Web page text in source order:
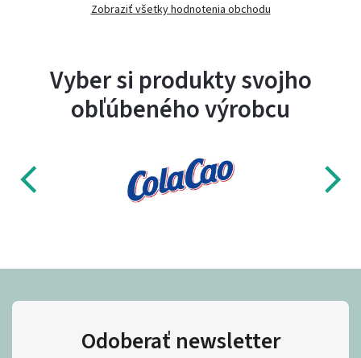
Zobraziť všetky hodnotenia obchodu
Vyber si produkty svojho
obľúbeného výrobcu
Odoberať newsletter